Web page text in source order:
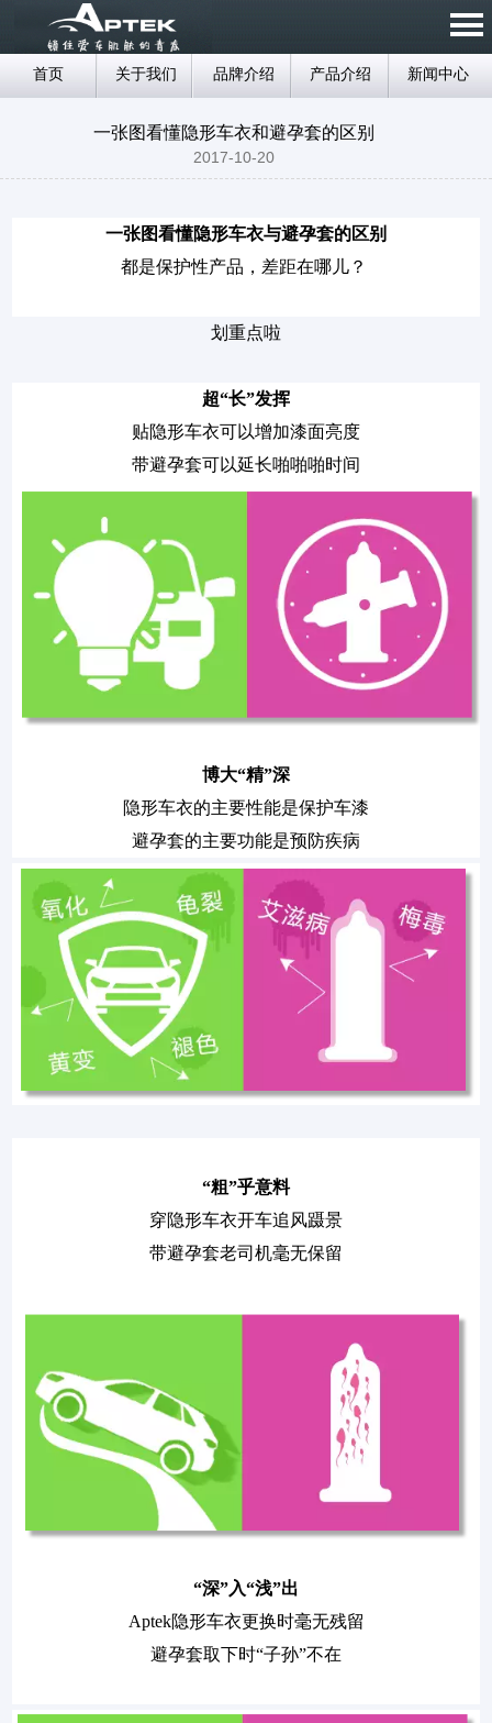
首页 关于我们 品牌介绍 产品介绍 新闻中心
一张图看懂隐形车衣和避孕套的区别
2017-10-20
一张图看懂隐形车衣与避孕套的区别
都是保护性产品，差距在哪儿？
划重点啦
超“长”发挥
贴隐形车衣可以增加漆面亮度
带避孕套可以延长啪啪啪时间
博大“精”深
隐形车衣的主要性能是保护车漆
避孕套的主要功能是预防疾病
“粗”乎意料
穿隐形车衣开车追风蹑景
带避孕套老司机毫无保留
“深”入“浅”出
Aptek隐形车衣更换时毫无残留
避孕套取下时“子孙”不在